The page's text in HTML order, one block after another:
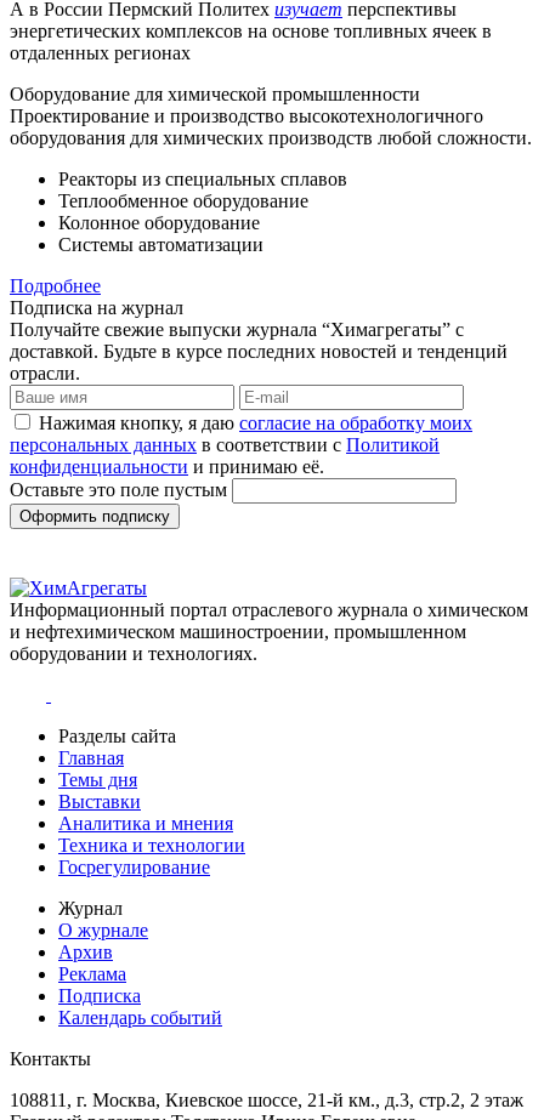
А в России Пермский Политех изучает перспективы
энергетических комплексов на основе топливных ячеек в
отдаленных регионах
Оборудование для химической промышленности
Проектирование и производство высокотехнологичного
оборудования для химических производств любой сложности.
Реакторы из специальных сплавов
Теплообменное оборудование
Колонное оборудование
Системы автоматизации
Подробнее
Подписка на журнал
Получайте свежие выпуски журнала “Химагрегаты” с
доставкой. Будьте в курсе последних новостей и тенденций
отрасли.
Нажимая кнопку, я даю согласие на обработку моих
персональных данных в соответствии с Политикой
конфиденциальности и принимаю её.
Оставьте это поле пустым
Оформить подписку
Информационный портал отраслевого журнала о химическом
и нефтехимическом машиностроении, промышленном
оборудовании и технологиях.
Разделы сайта
Главная
Темы дня
Выставки
Аналитика и мнения
Техника и технологии
Госрегулирование
Журнал
О журнале
Архив
Реклама
Подписка
Календарь событий
Контакты
108811, г. Москва, Киевское шоссе, 21-й км., д.3, стр.2, 2 этаж